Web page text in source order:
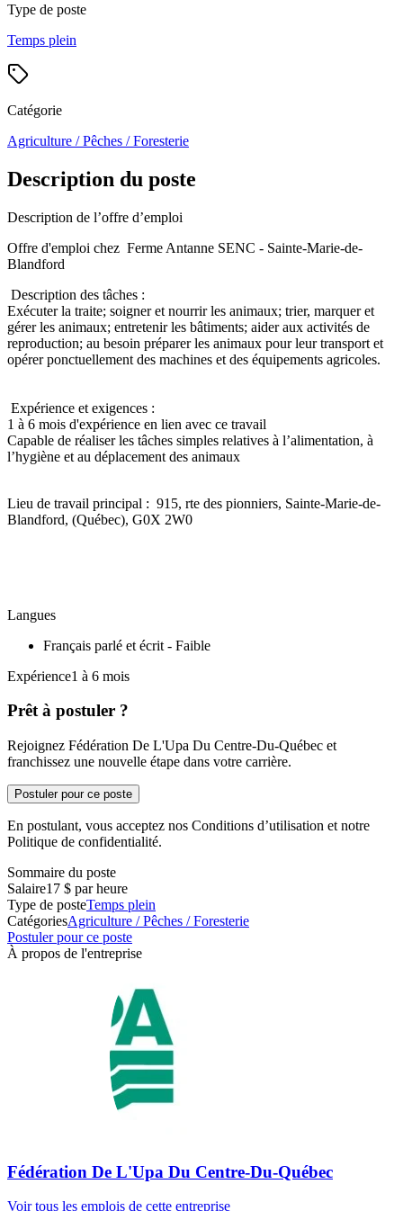
Type de poste
Temps plein
Catégorie
Agriculture / Pêches / Foresterie
Description du poste
Description de l’offre d’emploi
Offre d'emploi chez Ferme Antanne SENC - Sainte-Marie-de-
Blandford
Description des tâches :
Exécuter la traite; soigner et nourrir les animaux; trier, marquer et
gérer les animaux; entretenir les bâtiments; aider aux activités de
reproduction; au besoin préparer les animaux pour leur transport et
opérer ponctuellement des machines et des équipements agricoles.
Expérience et exigences :
1 à 6 mois d'expérience en lien avec ce travail
Capable de réaliser les tâches simples relatives à l’alimentation, à
l’hygiène et au déplacement des animaux
Lieu de travail principal : 915, rte des pionniers, Sainte-Marie-de-
Blandford, (Québec), G0X 2W0
Langues
Français parlé et écrit - Faible
Expérience1 à 6 mois
Prêt à postuler ?
Rejoignez Fédération De L'Upa Du Centre-Du-Québec et
franchissez une nouvelle étape dans votre carrière.
Postuler pour ce poste
En postulant, vous acceptez nos Conditions d’utilisation et notre
Politique de confidentialité.
Sommaire du poste
Salaire17 $ par heure
Type de posteTemps plein
CatégoriesAgriculture / Pêches / Foresterie
Postuler pour ce poste
À propos de l'entreprise
Fédération De L'Upa Du Centre-Du-Québec
Voir tous les emplois de cette entreprise